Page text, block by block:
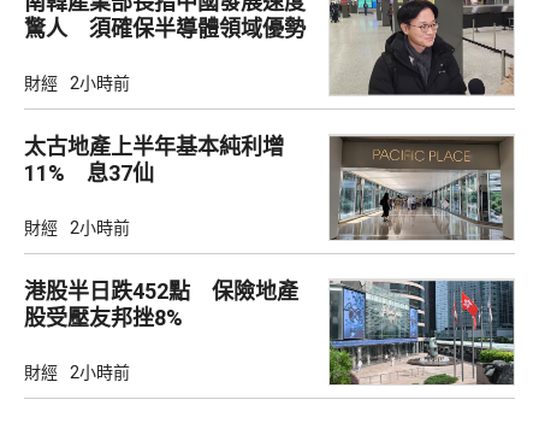
驚人 須確保半導體領域優勢
財經 2小時前
太古地產上半年基本純利增
11% 息37仙
財經 2小時前
港股半日跌452點 保險地產
股受壓友邦挫8%
財經 2小時前